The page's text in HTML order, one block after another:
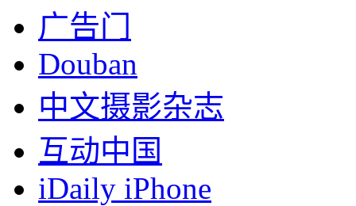
广告门
Douban
中文摄影杂志
互动中国
iDaily iPhone